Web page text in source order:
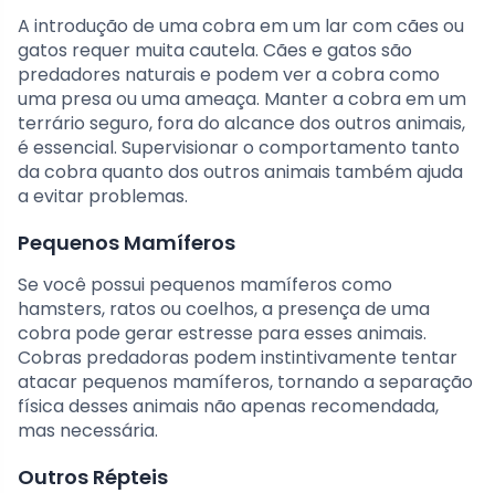
A introdução de uma cobra em um lar com cães ou
gatos requer muita cautela. Cães e gatos são
predadores naturais e podem ver a cobra como
uma presa ou uma ameaça. Manter a cobra em um
terrário seguro, fora do alcance dos outros animais,
é essencial. Supervisionar o comportamento tanto
da cobra quanto dos outros animais também ajuda
a evitar problemas.
Pequenos Mamíferos
Se você possui pequenos mamíferos como
hamsters, ratos ou coelhos, a presença de uma
cobra pode gerar estresse para esses animais.
Cobras predadoras podem instintivamente tentar
atacar pequenos mamíferos, tornando a separação
física desses animais não apenas recomendada,
mas necessária.
Outros Répteis